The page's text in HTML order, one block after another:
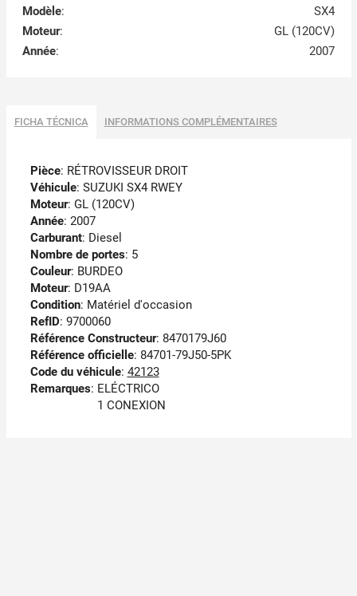
Modèle:
SX4
Moteur:
GL (120CV)
Année: 2007
FICHA TÉCNICA INFORMATIONS COMPLÉMENTAIRES
Pièce: RÉTROVISSEUR DROIT
Véhicule: SUZUKI SX4 RWEY
Moteur: GL (120CV)
Année: 2007
Carburant: Diesel
Nombre de portes: 5
Couleur: BURDEO
Moteur: D19AA
Condition: Matériel d'occasion
RefID: 9700060
Référence Constructeur: 8470179J60
Référence officielle: 84701-79J50-5PK
Code du véhicule: 42123
Remarques: ELÉCTRICO
1 CONEXION